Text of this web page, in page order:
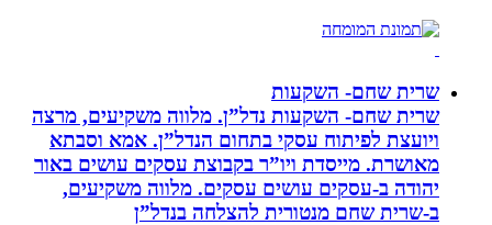
שרית שחם- השקעות
שרית שחם- השקעות נדל”ן. מלווה משקיעים, מרצה
ויועצת לפיתוח עסקי בתחום הנדל”ן. אמא וסבתא
מאושרת. ‏מייסדת ויו”ר בקבוצת עסקים עושים באור
יהודה‏ ב-‏עסקים עושים עסקים‏. ‏מלווה משקיעים,
ב-‏שרית שחם מנטורית להצלחה בנדל”ן‏